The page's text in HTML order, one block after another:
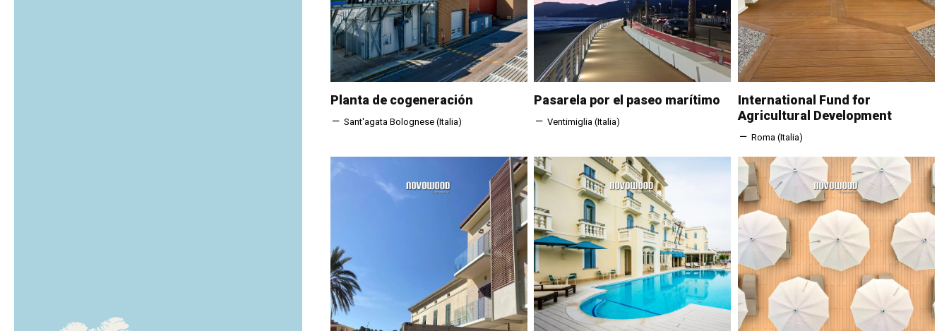
Planta de cogeneración
Sant'agata Bolognese (Italia)
Pasarela por el paseo marítimo
Ventimiglia (Italia)
International Fund for
Agricultural Development
Roma (Italia)